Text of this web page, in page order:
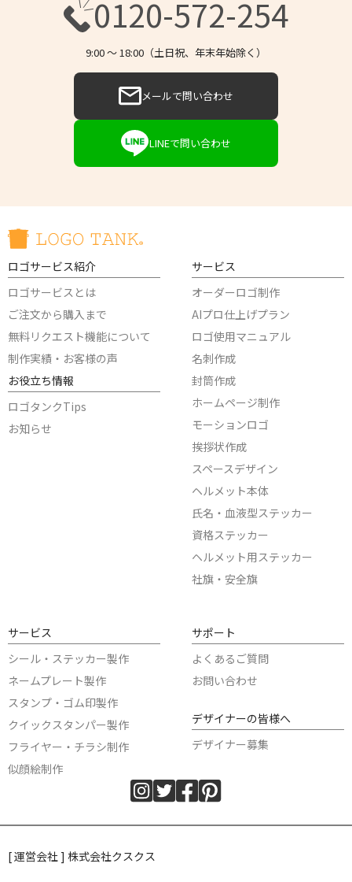
0120-572-254
9:00 〜 18:00（土日祝、年末年始除く）
メールで問い合わせ
LINEで問い合わせ
ロゴサービス紹介
ロゴサービスとは
ご注文から購入まで
無料リクエスト機能について
制作実績・お客様の声
お役立ち情報
ロゴタンクTips
お知らせ
サービス
オーダーロゴ制作
AIプロ仕上げプラン
ロゴ使用マニュアル
名刺作成
封筒作成
ホームページ制作
モーションロゴ
挨拶状作成
スペースデザイン
ヘルメット本体
氏名・血液型ステッカー
資格ステッカー
ヘルメット用ステッカー
社旗・安全旗
サービス
シール・ステッカー製作
ネームプレート製作
スタンプ・ゴム印製作
クイックスタンパー製作
フライヤー・チラシ制作
似顔絵制作
サポート
よくあるご質問
お問い合わせ
デザイナーの皆様へ
デザイナー募集
[ 運営会社 ] 株式会社クスクス